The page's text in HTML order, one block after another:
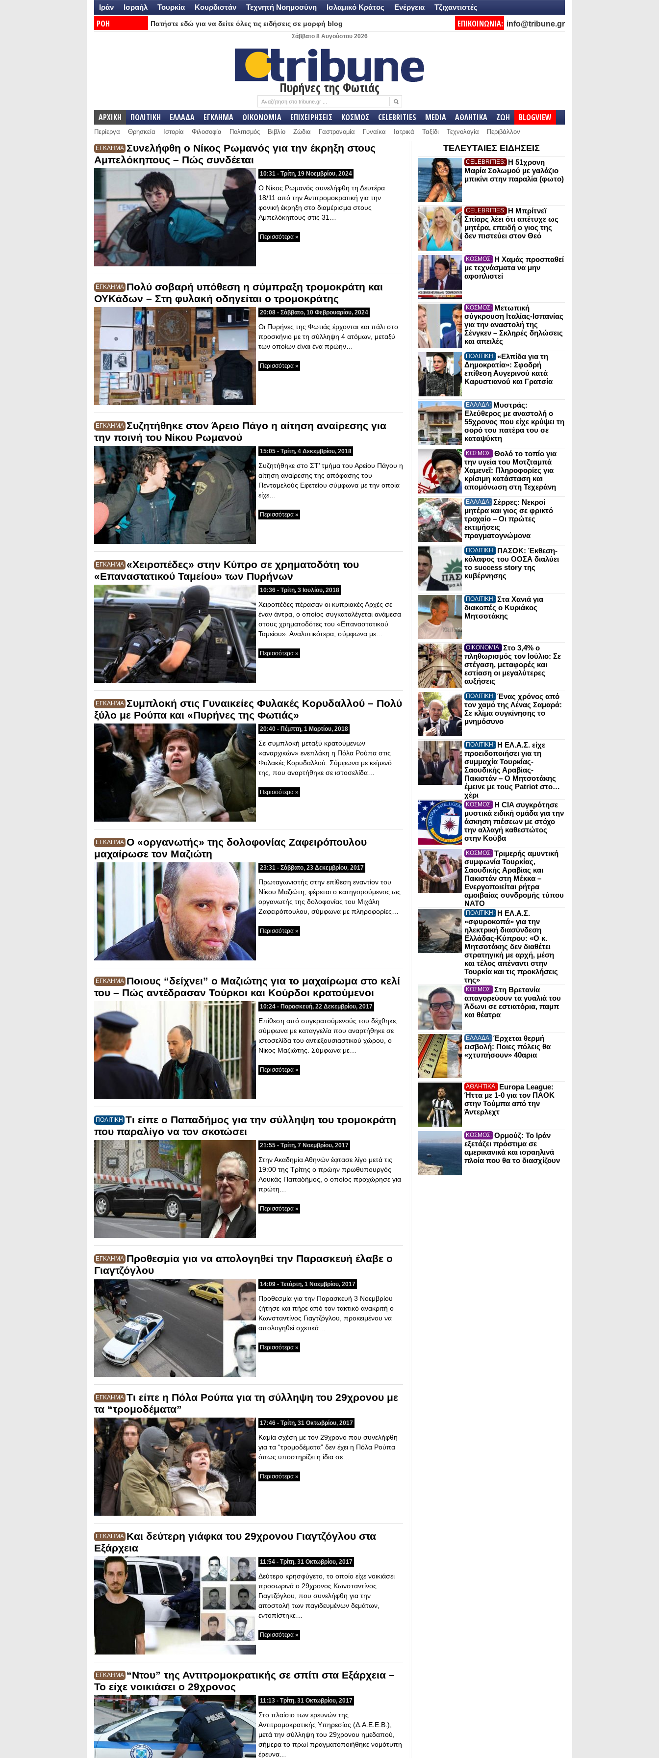
Ιράν Ισραήλ Τουρκία Κουρδιστάν Τεχνητή Νοημοσύνη Ισλαμικό Κράτος Ενέργεια Τζιχαντιστές
ΡΟΗ
Πατήστε εδώ για να δείτε όλες τις ειδήσεις σε μορφή blog ΕΠΙΚΟΙΝΩΝΙΑ: info@tribune.gr
Σάββατο 8 Αυγούστου 2026
Πυρήνες της Φωτιάς
ΑΡΧΙΚΗ ΠΟΛΙΤΙΚΗ ΕΛΛΑΔΑ ΕΓΚΛΗΜΑ ΟΙΚΟΝΟΜΙΑ ΕΠΙΧΕΙΡΗΣΕΙΣ ΚΟΣΜΟΣ CELEBRITIES MEDIA ΑΘΛΗΤΙΚΑ ΖΩΗ BLOGVIEW
Περίεργα Θρησκεία Ιστορία Φιλοσοφία Πολιτισμός Βιβλίο Ζώδια Γαστρονομία Γυναίκα Ιατρικά Ταξίδι Τεχνολογία Περιβάλλον
ΕΓΚΛΗΜΑ Συνελήφθη ο Νίκος Ρωμανός για την έκρηξη στους
Αμπελόκηπους – Πώς συνδέεται
10:31 - Τρίτη, 19 Νοεμβρίου, 2024
Ο Νίκος Ρωμανός συνελήφθη τη Δευτέρα
18/11 από την Αντιτρομοκρατική για την
φονική έκρηξη στο διαμέρισμα στους
Αμπελόκηπους στις 31…
Περισσότερα »
ΕΓΚΛΗΜΑ Πολύ σοβαρή υπόθεση η σύμπραξη τρομοκράτη και
ΟΥΚάδων – Στη φυλακή οδηγείται ο τρομοκράτης
20:08 - Σάββατο, 10 Φεβρουαρίου, 2024
Οι Πυρήνες της Φωτιάς έρχονται και πάλι στο
προσκήνιο με τη σύλληψη 4 ατόμων, μεταξύ
των οποίων είναι ένα πρώην…
Περισσότερα »
ΕΓΚΛΗΜΑ Συζητήθηκε στον Άρειο Πάγο η αίτηση αναίρεσης για
την ποινή του Νίκου Ρωμανού
15:05 - Τρίτη, 4 Δεκεμβρίου, 2018
Συζητήθηκε στο ΣΤ’ τμήμα του Αρείου Πάγου η
αίτηση αναίρεσης της απόφασης του
Πενταμελούς Εφετείου σύμφωνα με την οποία
είχε…
Περισσότερα »
ΕΓΚΛΗΜΑ «Χειροπέδες» στην Κύπρο σε χρηματοδότη του
«Επαναστατικού Ταμείου» των Πυρήνων
10:36 - Τρίτη, 3 Ιουλίου, 2018
Χειροπέδες πέρασαν οι κυπριακές Αρχές σε
έναν άντρα, ο οποίος συγκαταλέγεται ανάμεσα
στους χρηματοδότες του «Επαναστατικού
Ταμείου». Αναλυτικότερα, σύμφωνα με…
Περισσότερα »
ΕΓΚΛΗΜΑ Συμπλοκή στις Γυναικείες Φυλακές Κορυδαλλού – Πολύ
ξύλο με Ρούπα και «Πυρήνες της Φωτιάς»
20:40 - Πέμπτη, 1 Μαρτίου, 2018
Σε συμπλοκή μεταξύ κρατούμενων
«αναρχικών» ενεπλάκη η Πόλα Ρούπα στις
Φυλακές Κορυδαλλού. Σύμφωνα με κείμενό
της, που αναρτήθηκε σε ιστοσελίδα…
Περισσότερα »
ΕΓΚΛΗΜΑ Ο «οργανωτής» της δολοφονίας Ζαφειρόπουλου
μαχαίρωσε τον Μαζιώτη
23:31 - Σάββατο, 23 Δεκεμβρίου, 2017
Πρωταγωνιστής στην επίθεση εναντίον του
Νίκου Μαζιώτη, φέρεται ο κατηγορούμενος ως
οργανωτής της δολοφονίας του Μιχάλη
Ζαφειρόπουλου, σύμφωνα με πληροφορίες…
Περισσότερα »
ΕΓΚΛΗΜΑ Ποιους “δείχνει” ο Μαζιώτης για το μαχαίρωμα στο κελί
του – Πώς αντέδρασαν Τούρκοι και Κούρδοι κρατούμενοι
10:24 - Παρασκευή, 22 Δεκεμβρίου, 2017
Επίθεση από συγκρατούμενούς του δέχθηκε,
σύμφωνα με καταγγελία που αναρτήθηκε σε
ιστοσελίδα του αντιεξουσιαστικού χώρου, ο
Νίκος Μαζιώτης. Σύμφωνα με…
Περισσότερα »
ΠΟΛΙΤΙΚΗ Τι είπε ο Παπαδήμος για την σύλληψη του τρομοκράτη
που παραλίγο να τον σκοτώσει
21:55 - Τρίτη, 7 Νοεμβρίου, 2017
Στην Ακαδημία Αθηνών έφτασε λίγο μετά τις
19:00 της Τρίτης ο πρώην πρωθυπουργός
Λουκάς Παπαδήμος, ο οποίος προχώρησε για
πρώτη…
Περισσότερα »
ΕΓΚΛΗΜΑ Προθεσμία για να απολογηθεί την Παρασκευή έλαβε ο
Γιαγτζόγλου
14:09 - Τετάρτη, 1 Νοεμβρίου, 2017
Προθεσμία για την Παρασκευή 3 Νοεμβρίου
ζήτησε και πήρε από τον τακτικό ανακριτή ο
Κωνσταντίνος Γιαγτζόγλου, προκειμένου να
απολογηθεί σχετικά…
Περισσότερα »
ΕΓΚΛΗΜΑ Τι είπε η Πόλα Ρούπα για τη σύλληψη του 29χρονου με
τα “τρομοδέματα”
17:46 - Τρίτη, 31 Οκτωβρίου, 2017
Καμία σχέση με τον 29χρονο που συνελήφθη
για τα “τρομοδέματα” δεν έχει η Πόλα Ρούπα
όπως υποστηρίζει η ίδια σε…
Περισσότερα »
ΕΓΚΛΗΜΑ Και δεύτερη γιάφκα του 29χρονου Γιαγτζόγλου στα
Εξάρχεια
11:54 - Τρίτη, 31 Οκτωβρίου, 2017
Δεύτερο κρησφύγετο, το οποίο είχε νοικιάσει
προσωρινά ο 29χρονος Κωνσταντίνος
Γιαγτζόγλου, που συνελήφθη για την
αποστολή των παγιδευμένων δεμάτων,
εντοπίστηκε…
Περισσότερα »
ΕΓΚΛΗΜΑ “Ντου” της Αντιτρομοκρατικής σε σπίτι στα Εξάρχεια –
Το είχε νοικιάσει ο 29χρονος
11:13 - Τρίτη, 31 Οκτωβρίου, 2017
Στο πλαίσιο των ερευνών της
Αντιτρομοκρατικής Υπηρεσίας (Δ.Α.Ε.Ε.Β.),
μετά την σύλληψη του 29χρονου ημεδαπού,
σήμερα το πρωί πραγματοποιήθηκε νομότυπη
έρευνα…
ΤΕΛΕΥΤΑΙΕΣ ΕΙΔΗΣΕΙΣ
CELEBRITIES: Η 51χρονη
Μαρία Σολωμού με γαλάζιο
μπικίνι στην παραλία (φωτο)
CELEBRITIES: Η Μπρίτνεϊ
Σπίαρς λέει ότι απέτυχε ως
μητέρα, επειδή ο γιος της
δεν πιστεύει στον Θεό
ΚΟΣΜΟΣ: Η Χαμάς προσπαθεί
με τεχνάσματα να μην
αφοπλιστεί
ΚΟΣΜΟΣ: Μετωπική
σύγκρουση Ιταλίας-Ισπανίας
για την αναστολή της
Σένγκεν – Σκληρές δηλώσεις
και απειλές
ΠΟΛΙΤΙΚΗ: «Ελπίδα για τη
Δημοκρατία»: Σφοδρή
επίθεση Αυγερινού κατά
Καρυστιανού και Γρατσία
ΕΛΛΑΔΑ: Μυστράς:
Ελεύθερος με αναστολή ο
55χρονος που είχε κρύψει τη
σορό του πατέρα του σε
καταψύκτη
ΚΟΣΜΟΣ: Θολό το τοπίο για
την υγεία του Μοτζταμπά
Χαμενεΐ: Πληροφορίες για
κρίσιμη κατάσταση και
απομόνωση στη Τεχεράνη
ΕΛΛΑΔΑ: Σέρρες: Νεκροί
μητέρα και γιος σε φρικτό
τροχαίο – Οι πρώτες
εκτιμήσεις
πραγματογνώμονα
ΠΟΛΙΤΙΚΗ: ΠΑΣΟΚ: Έκθεση-
κόλαφος του ΟΟΣΑ διαλύει
το success story της
κυβέρνησης
ΠΟΛΙΤΙΚΗ: Στα Χανιά για
διακοπές ο Κυριάκος
Μητσοτάκης
ΟΙΚΟΝΟΜΙΑ: Στο 3,4% ο
πληθωρισμός τον Ιούλιο: Σε
στέγαση, μεταφορές και
εστίαση οι μεγαλύτερες
αυξήσεις
ΠΟΛΙΤΙΚΗ: Ένας χρόνος από
τον χαμό της Λένας Σαμαρά:
Σε κλίμα συγκίνησης το
μνημόσυνο
ΠΟΛΙΤΙΚΗ: Η ΕΛ.Α.Σ. είχε
προειδοποιήσει για τη
συμμαχία Τουρκίας-
Σαουδικής Αραβίας-
Πακιστάν – Ο Μητσοτάκης
έμεινε με τους Patriot στο…
χέρι
ΚΟΣΜΟΣ: Η CIA συγκρότησε
μυστικά ειδική ομάδα για την
άσκηση πιέσεων με στόχο
την αλλαγή καθεστώτος
στην Κούβα
ΚΟΣΜΟΣ: Τριμερής αμυντική
συμφωνία Τουρκίας,
Σαουδικής Αραβίας και
Πακιστάν στη Μέκκα –
Ενεργοποιείται ρήτρα
αμοιβαίας συνδρομής τύπου
NATO
ΠΟΛΙΤΙΚΗ: Η ΕΛ.Α.Σ.
«σφυροκοπά» για την
ηλεκτρική διασύνδεση
Ελλάδας-Κύπρου: «Ο κ.
Μητσοτάκης δεν διαθέτει
στρατηγική με αρχή, μέση
και τέλος απέναντι στην
Τουρκία και τις προκλήσεις
της»
ΚΟΣΜΟΣ: Στη Βρετανία
απαγορεύουν τα γυαλιά του
Άδωνι σε εστιατόρια, παμπ
και θέατρα
ΕΛΛΑΔΑ: Έρχεται θερμή
εισβολή: Ποιες πόλεις θα
«χτυπήσουν» 40αρια
ΑΘΛΗΤΙΚΑ: Europa League:
Ήττα με 1-0 για τον ΠΑΟΚ
στην Τούμπα από την
Άντερλεχτ
ΚΟΣΜΟΣ: Ορμούζ: Το Ιράν
εξετάζει πρόστιμα σε
αμερικανικά και ισραηλινά
πλοία που θα το διασχίζουν